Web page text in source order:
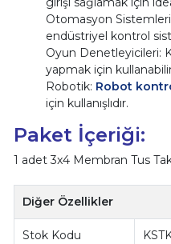
Otomasyon
endüstriyel kontrol
Oyun Denetleyicileri:
yapmak için
Robotik: Robot
için kullanışlıdır.
Paket İçeriği:
1 adet 3x4 Membran Tus
Diğer Özellikler
Stok Kodu